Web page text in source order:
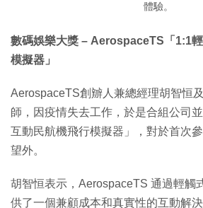
體驗。
數碼娛樂大獎 – AerospaceTS「1:1
模擬器」
AerospaceTS創辧人兼總經理胡智恒
師，因疫情失去工作，於是合組公司
互動民航機飛行模擬器」，對於首次
望外。
胡智恒表示，AerospaceTS 通過輕觸
供了一個兼顧成本和真實性的互動解